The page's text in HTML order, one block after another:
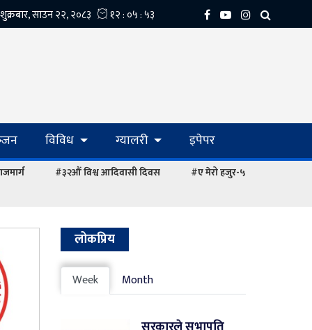
विविध ग्यालरी इपेपर
#३२औं विश्व आदिवासी दिवस #ए मेरो हजुर-५
लोकप्रिय
Week Month